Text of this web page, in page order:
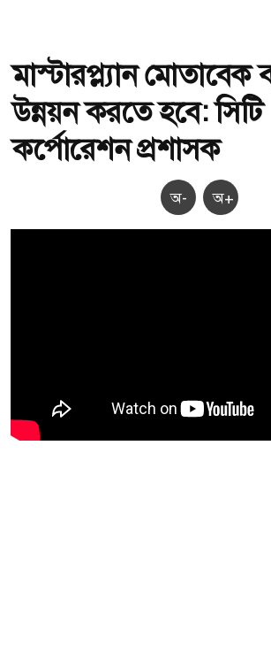
মাস্টারপ্ল্যান মোতাবেক
উন্নয়ন করতে হবে: সিটি
কর্পোরেশন প্রশাসক
অ- অ+